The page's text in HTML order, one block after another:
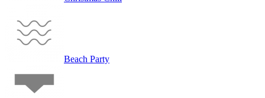
Beach Party